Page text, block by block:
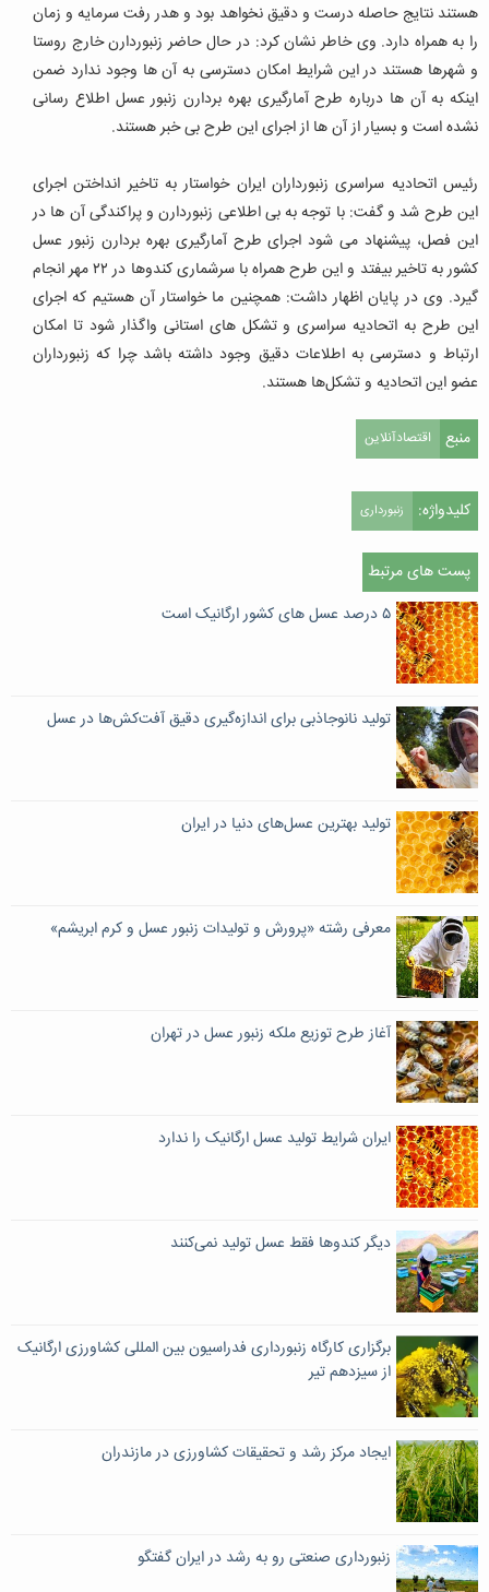
هستند نتایج حاصله درست و دقیق نخواهد بود و هدر رفت سرمایه و زمان
را به همراه دارد. وی خاطر نشان کرد: در حال حاضر زنبوردارن خارج روستا
و شهرها هستند در این شرایط امکان دسترسی به آن ها وجود ندارد ضمن
اینکه به آن ها درباره طرح آمارگیری بهره بردارن زنبور عسل اطلاع رسانی
نشده است و بسیار از آن ها از اجرای این طرح بی خبر هستند.
رئیس اتحادیه سراسری زنبورداران ایران خواستار به تاخیر انداختن اجرای
این طرح شد و گفت: با توجه به بی اطلاعی زنبوردارن و پراکندگی آن ها در
این فصل، پیشنهاد می شود اجرای طرح آمارگیری بهره بردارن زنبور عسل
کشور به تاخیر بیفتد و این طرح همراه با سرشماری کندوها در ۲۲ مهر انجام
گیرد. وی در پایان اظهار داشت: همچنین ما خواستار آن هستیم که اجرای
این طرح به اتحادیه سراسری و تشکل های استانی واگذار شود تا امکان
ارتباط و دسترسی به اطلاعات دقیق وجود داشته باشد چرا که زنبورداران
عضو این اتحادیه و تشکل‌ها هستند.
منبع اقتصادآنلاین
کلیدواژه: زنبورداری
پست های مرتبط
۵ درصد عسل های کشور ارگانیک است
تولید نانوجاذبی برای اندازه‌گیری دقیق آفت‌کش‌ها در عسل
تولید بهترین عسل‌های دنیا در ایران
معرفی رشته «پرورش و تولیدات زنبور عسل و کرم ابریشم»
آغاز طرح توزیع ملکه زنبور عسل در تهران
ایران شرایط تولید عسل ارگانیک را ندارد
دیگر کندوها فقط عسل تولید نمی‌کنند
برگزاری کارگاه زنبورداری فدراسیون بین المللی کشاورزی ارگانیک
از سیزدهم تیر
ایجاد مرکز رشد و تحقیقات کشاورزی در مازندران
زنبورداری صنعتی رو به رشد در ایران گفتگو